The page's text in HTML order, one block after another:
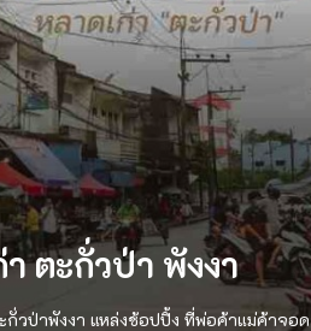
ตะกั่วป่า พังงา
กั่วป่าพังงา แหล่งช้อปปิ้ง ที่พ่อค้าแม่ค้าจอด